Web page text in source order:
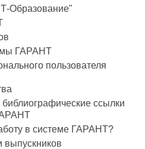
Образование"
ГАРАНТ
пользователя
ссылки
в системе ГАРАНТ?
выпускников